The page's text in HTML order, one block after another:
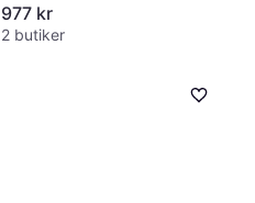
977 kr
2 butiker